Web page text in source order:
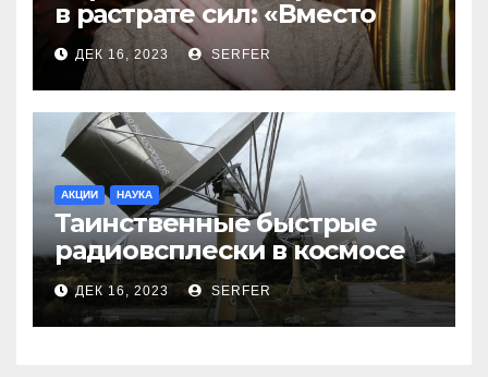
в растрате сил: «Вместо
меня взяли Пригожина»
ДЕК 16, 2023 SERFER
АКЦИИ НАУКА
Таинственные быстрые
радиовсплески в космосе
сделались все более
странными
ДЕК 16, 2023 SERFER